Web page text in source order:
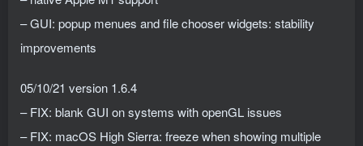
– GUI: popup menues and file chooser widgets: stability
improvements
05/10/21 version 1.6.4
– FIX: blank GUI on systems with openGL issues
– FIX: macOS High Sierra: freeze when showing multiple